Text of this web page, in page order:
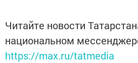
Читайте новости
национальном
https://max.ru/tatmedia